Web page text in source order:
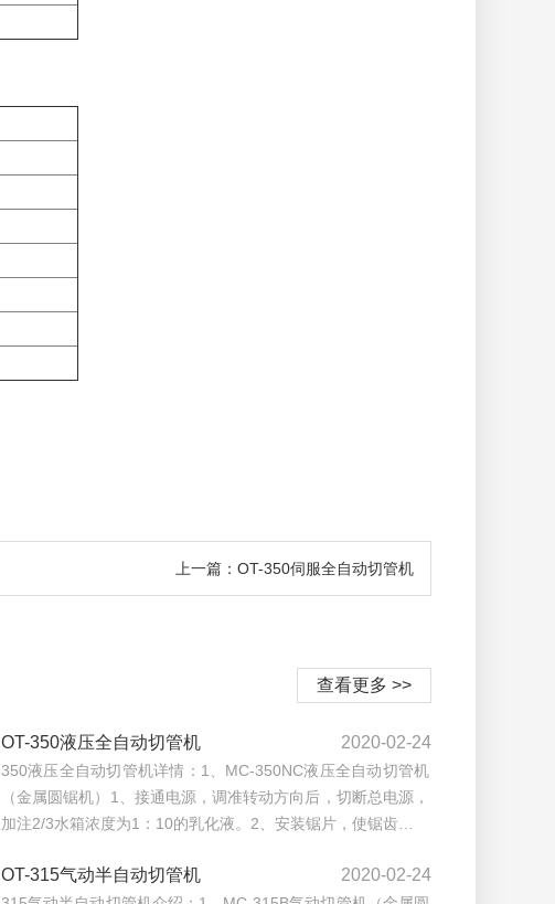
上一篇：OT-350伺服全自动切管机
查看更多 >>
OT-350液压全自动切管机 2020-02-24
350液压全自动切管机详情：1、MC-350NC液压全自动切管机
（金属圆锯机）1、接通电源，调准转动方向后，切断总电源，
加注2/3水箱浓度为1：10的乳化液。2、安装锯片，使锯齿…
OT-315气动半自动切管机 2020-02-24